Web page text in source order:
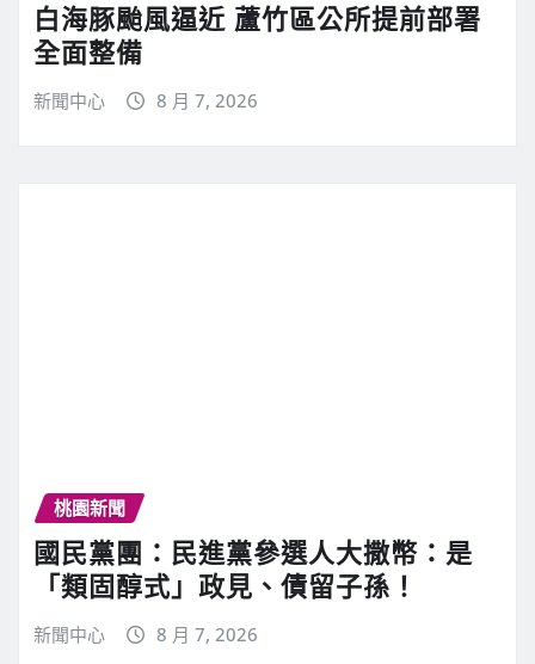
白海豚颱風逼近 蘆竹區公所提前部署
全面整備
新聞中心 8 月 7, 2026
桃園新聞
國民黨團：民進黨參選人大撒幣：是
「類固醇式」政見、債留子孫！
新聞中心 8 月 7, 2026